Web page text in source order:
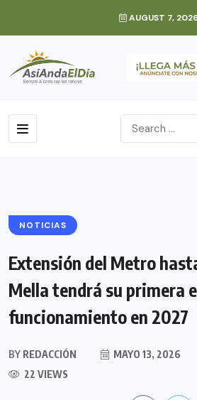
AUGUST 7,
NOTICIAS
Extensión del Metro
Mella tendrá su primera
funcionamiento en 2027
BY REDACCIÓN MAYO 13, 2026
22 VIEWS